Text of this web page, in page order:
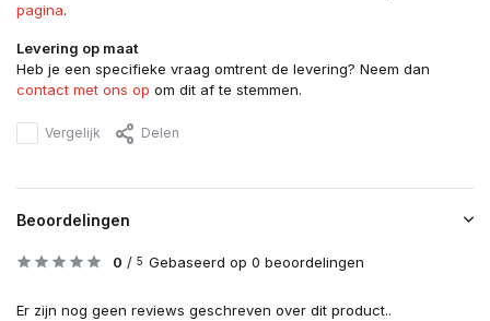
pagina.
Levering op maat
Heb je een specifieke vraag omtrent de levering? Neem dan
contact met ons op om dit af te stemmen.
Vergelijk Delen
Beoordelingen
0 / 5 Gebaseerd op 0 beoordelingen
Er zijn nog geen reviews geschreven over dit product..